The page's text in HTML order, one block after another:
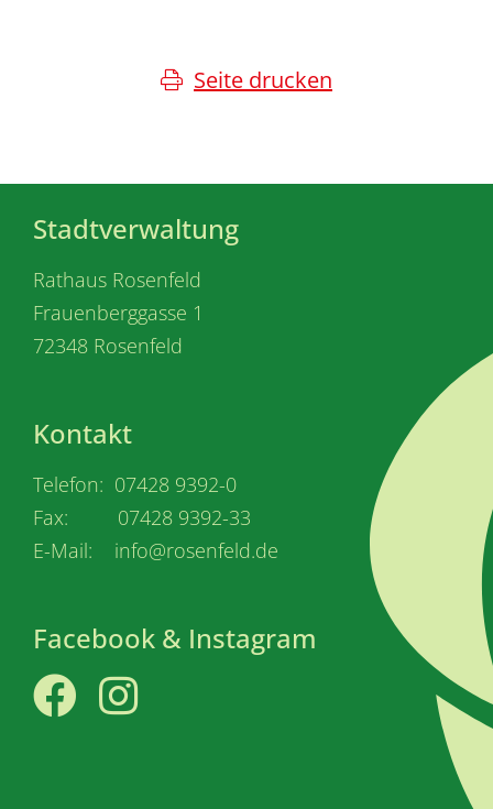
Seite drucken
Stadtverwaltung
Rathaus Rosenfeld
Frauenberggasse 1
72348 Rosenfeld
Kontakt
Telefon: 07428 9392-0
Fax: 07428 9392-33
E-Mail: info@rosenfeld.de
Facebook & Instagram